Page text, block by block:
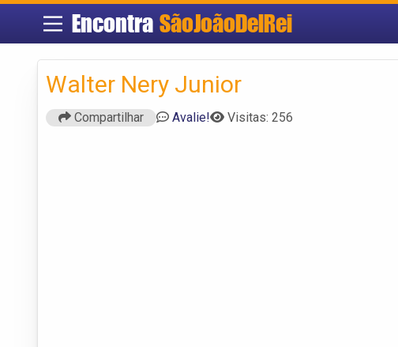
Encontra SãoJoãoDelRei
Walter Nery Junior
Compartilhar Avalie! Visitas: 256